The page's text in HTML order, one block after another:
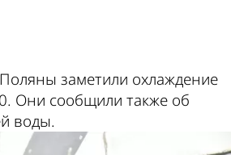
заметили охлаждение
Они сообщили также об
воды.